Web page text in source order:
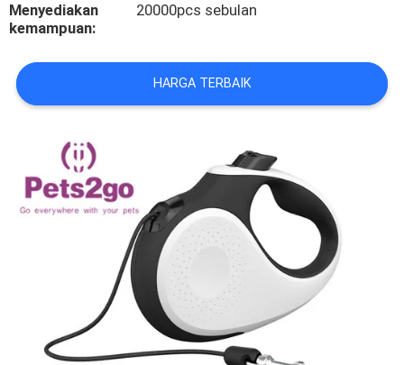
SITEMAP
PRIVACY
POLICY
Menyediakan
kemampuan:
20000pcs sebulan
HARGA TERBAIK